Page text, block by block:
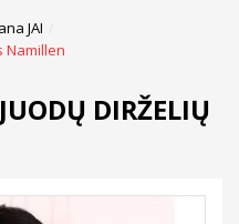
JAI
Namillen
DIRŽELIŲ